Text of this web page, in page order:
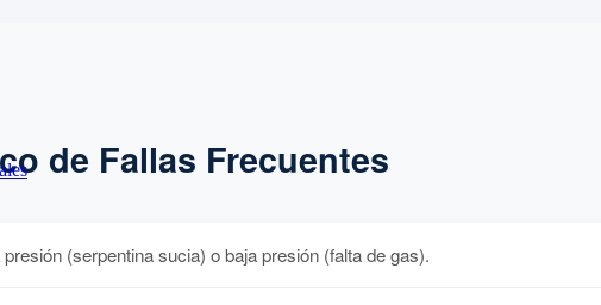
de Fallas Frecuentes
(serpentina sucia) o baja presión (falta de gas).